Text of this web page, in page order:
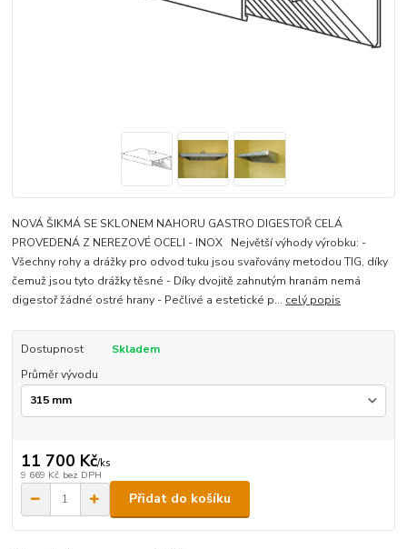
NOVÁ ŠIKMÁ SE SKLONEM NAHORU GASTRO DIGESTOŘ CELÁ
PROVEDENÁ Z NEREZOVÉ OCELI - INOX Největší výhody výrobku: -
Všechny rohy a drážky pro odvod tuku jsou svařovány metodou TIG, díky
čemuž jsou tyto drážky těsné - Díky dvojitě zahnutým hranám nemá
digestoř žádné ostré hrany - Pečlivé a estetické p... celý popis
Dostupnost
Skladem
Průměr vývodu
11 700 Kč/ks
9 669 Kč bez DPH
Přidat do košíku